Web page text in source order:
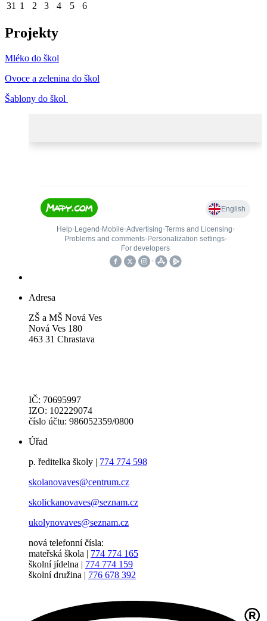
31 1 2 3 4 5 6
Projekty
Mléko do škol
Ovoce a zelenina do škol
Šablony do škol
Adresa
ZŠ a MŠ Nová Ves
Nová Ves 180
463 31 Chrastava
IČ: 70695997
IZO: 102229074
číslo účtu: 986052359/0800
Úřad
p. ředitelka školy | 774 774 598
skolanovaves@centrum.cz
skolickanovaves@seznam.cz
ukolynovaves@seznam.cz
nová telefonní čísla:
mateřská škola | 774 774 165
školní jídelna | 774 774 159
školní družina | 776 678 392